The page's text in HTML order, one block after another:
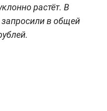
растёт. В
в общей